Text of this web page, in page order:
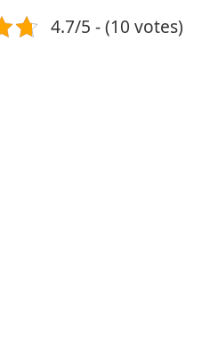
4.7/5 - (10 votes)